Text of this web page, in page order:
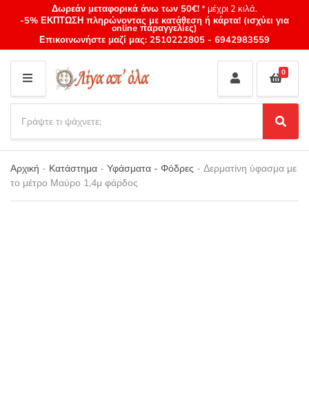
Δωρεάν μεταφορικά άνω των 50€!* μέχρι 2 κιλά.
-5% ΕΚΠΤΩΣΗ πληρώνοντας με κατάθεση ή κάρτα! (ισχύει για
online παραγγελίες)
Επικοινωνήστε μαζί μας: 2510222805 - 6942983559
M
E
N
U
Category
name
a
r
c
h
p
S
e
a
r
0
Αρχική - Κατάστημα - Υφάσματα - Φόδρες - Δερματίνη ύφασμα με
το μέτρο Μαύρο 1,4μ φάρδος